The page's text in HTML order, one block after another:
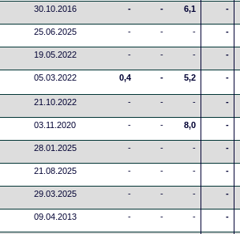
30.10.2016 - - 6,1 -
25.06.2025 - - - -
19.05.2022 - - - -
05.03.2022 0,4 - 5,2 -
21.10.2022 - - - -
03.11.2020 - - 8,0 -
28.01.2025 - - - -
21.08.2025 - - - -
29.03.2025 - - - -
09.04.2013 - - - -